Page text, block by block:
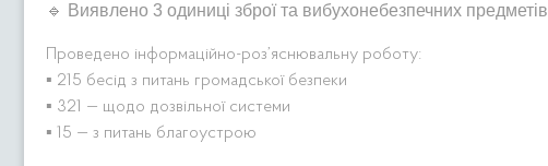
🔹 Виявлено 3 одиниці зброї та вибухонебезпечних предметів
Проведено інформаційно-роз’яснювальну роботу:
▪️ 215 бесід з питань громадської безпеки
▪️ 321 — щодо дозвільної системи
▪️ 15 — з питань благоустрою